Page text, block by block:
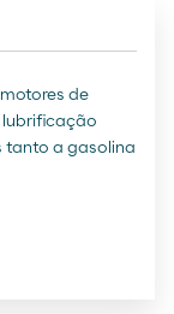
de
lubrificação
tanto a gasolina